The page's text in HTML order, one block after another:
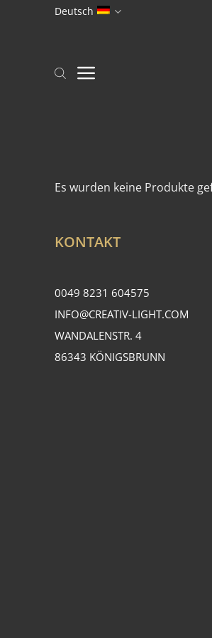
Deutsch
Es wurden keine Produkte
KONTAKT
0049 8231 604575
INFO@CREATIV-LIGHT.COM
WANDALENSTR. 4
86343 KÖNIGSBRUNN